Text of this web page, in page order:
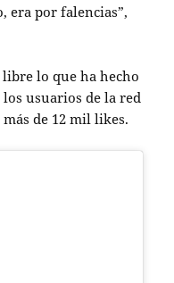
era por falencias”,
lo que ha hecho
usuarios de la red
de 12 mil likes.